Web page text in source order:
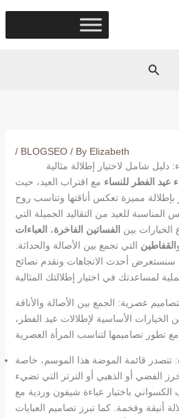
content
Search
/ BLOGSEO/ By Elizabeth
دليل شامل لاختيار إطلالة مثالية
عيد الفطر للنساء مع اقتراب العيد، حيث
مميزة تعكس أناقتها وتناسب روح
المناسبة للعيد من التقاليد الجميلة التي
الخيارات بين الفساتين الفاخرة، العباءات
القفاطين التي تجمع بين الأصالة والحداثة.
سنستعرض أحدث الاتجاهات ونقدم نصائح
الخيارات الأساسية لإطلالات عيد الفطر،
: تتصدر قائمة الموضة هذا الموسم، خاصة
الفضي أو الذهبي أو الترتر التي تضيء
الكسواني باختيار عباءة شيفون وردية مع
أنيقة وفخمة. كما تبرز تصاميم العبايات